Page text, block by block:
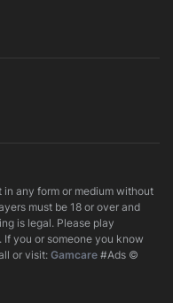
any form or medium without
must be 18 or over and
is legal. Please play
you or someone you know
or visit:Gamcare #Ads ©